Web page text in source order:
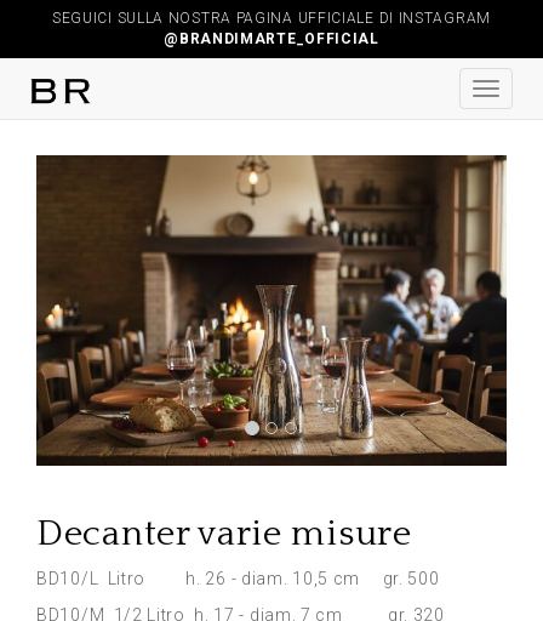
SEGUICI SULLA NOSTRA PAGINA UFFICIALE DI INSTAGRAM
@BRANDIMARTE_OFFICIAL
Decanter varie misure
BD10/L Litro h. 26 - diam. 10,5 cm gr. 500
BD10/M 1/2 Litro h. 17 - diam. 7 cm gr. 320